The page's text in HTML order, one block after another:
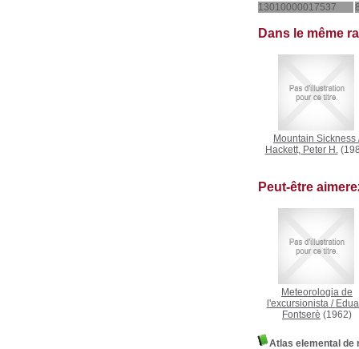
13010000017537
Dans le même
Mountain Sickness
Hackett, Peter H.
Peut-être
Meteorologia de
l'excursionista/
Fontserè (1962)
Atlas elemental de